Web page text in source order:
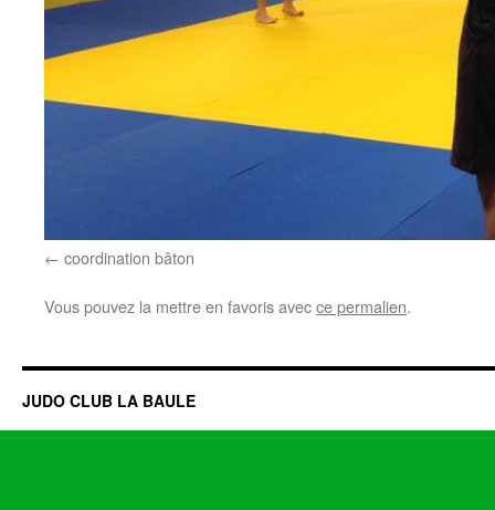
coordination bâton
Vous pouvez la mettre en favoris avecce permalien.
JUDO CLUB LA BAULE